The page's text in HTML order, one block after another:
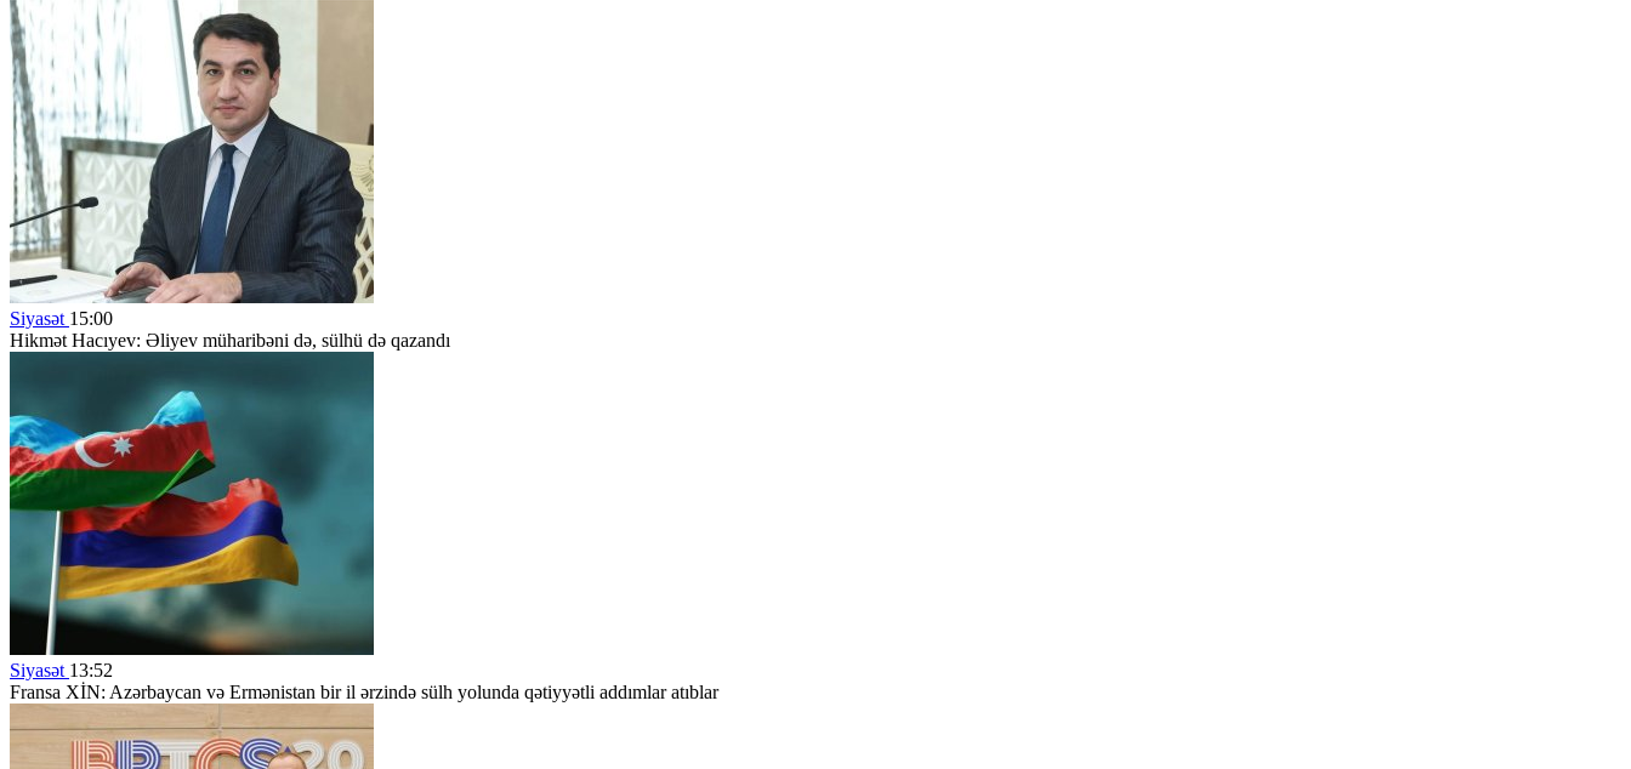
Siyasət 15:00
Hikmət Hacıyev: Əliyev müharibəni də, sülhü də qazandı
Siyasət 13:52
Fransa XİN: Azərbaycan və Ermənistan bir il ərzində sülh yolunda qətiyyətli addımlar atıblar